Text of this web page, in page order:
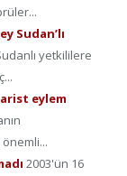
Sudan’lı
yetkililere
eylem
2003'ün 16